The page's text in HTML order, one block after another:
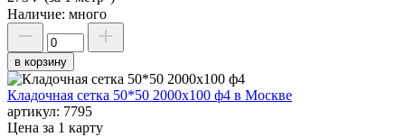
Наличие: много
в корзину
Кладочная сетка 50*50 2000х100 ф4 в Москве
артикул: 7795
Цена за 1 карту